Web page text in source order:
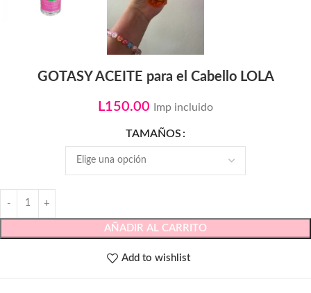
GOTASY ACEITE para el Cabello LOLA
L150.00 Imp incluido
TAMAÑOS
AÑADIR AL CARRITO
Add to wishlist